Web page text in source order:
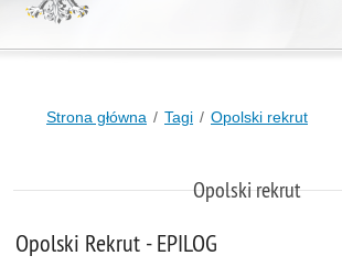
Strona główna Tagi Opolski rekrut
Opolski rekrut
Opolski Rekrut - EPILOG